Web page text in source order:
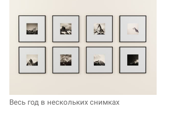
Весь год в нескольких снимках